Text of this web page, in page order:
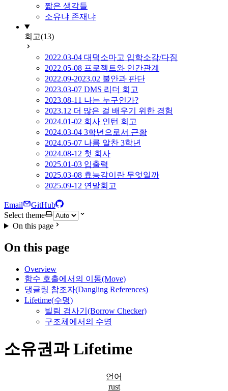
짧은 생각들
소유냐 존재냐
회고(13)
2022.03-04 대덕소마고 입학소감/다짐
2022.05-08 프로젝트와 인간관계
2022.09-2023.02 불안과 판단
2023.03-07 DMS 리더 회고
2023.08-11 나는 누구인가?
2023.12 더 많은 걸 배우기 위한 경험
2024.01-02 회사 인턴 회고
2024.03-04 3학년으로서 근황
2024.05-07 나름 알찬 3학년
2024.08-12 첫 회사
2025.01-03 입출력
2025.03-08 효능감이란 무엇일까
2025.09-12 연말회고
Email
GitHub
Select theme
On this page
On this page
Overview
함수 호출에서의 이동(Move)
댕글링 참조자(Dangling References)
Lifetime(수명)
빌림 검사기(Borrow Checker)
구조체에서의 수명
소유권과 Lifetime
언어
rust